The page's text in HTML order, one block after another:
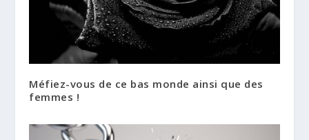
Méfiez-vous de ce bas monde ainsi que des
femmes !